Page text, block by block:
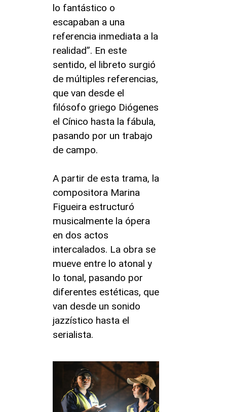
lo fantástico o
escapaban a una
referencia inmediata a la
realidad”. En este
sentido, el libreto surgió
de múltiples referencias,
que van desde el
filósofo griego Diógenes
el Cínico hasta la fábula,
pasando por un trabajo
de campo.
A partir de esta trama, la
compositora Marina
Figueira estructuró
musicalmente la ópera
en dos actos
intercalados. La obra se
mueve entre lo atonal y
lo tonal, pasando por
diferentes estéticas, que
van desde un sonido
jazzístico hasta el
serialista.